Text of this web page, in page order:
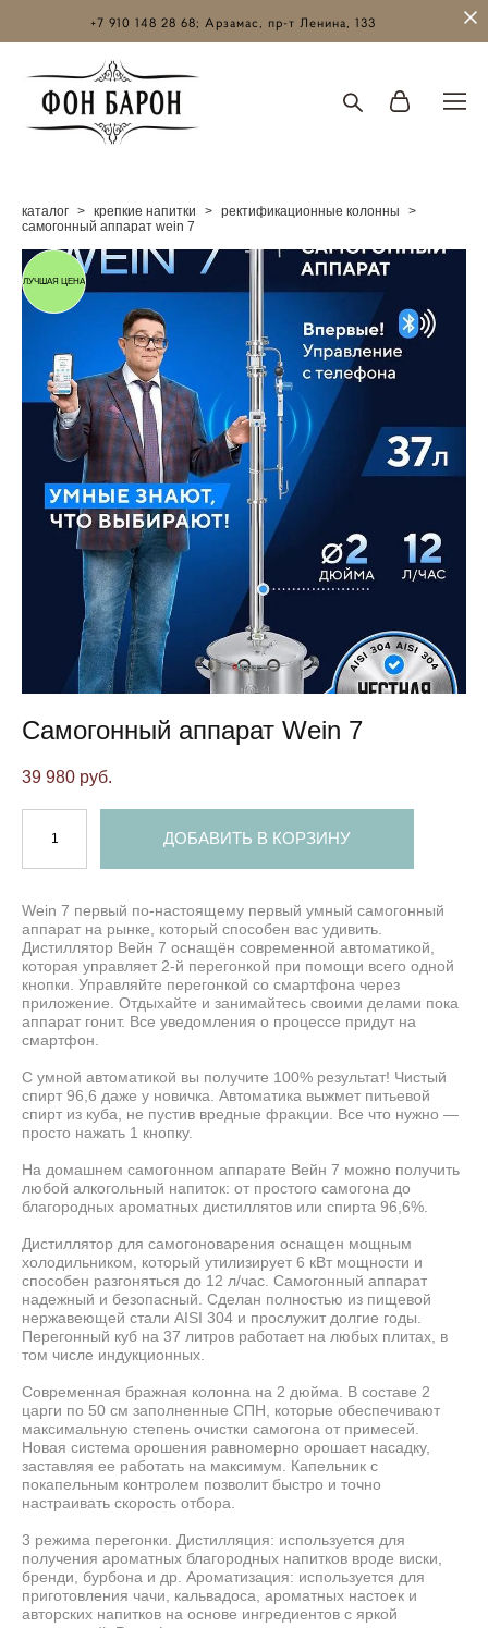
+7 910 148 28 68; Арзамас, пр-т Ленина, 133
каталог > крепкие напитки > ректификационные колонны
>
самогонный аппарат wein 7
ЛУЧШАЯ ЦЕНА
Самогонный аппарат Wein 7
39 980 pуб.
ДОБАВИТЬ В КОРЗИНУ
Wein 7 первый по-настоящему первый умный самогонный
аппарат на рынке, который способен вас удивить.
Дистиллятор Вейн 7 оснащён современной автоматикой,
которая управляет 2-й перегонкой при помощи всего одной
кнопки. Управляйте перегонкой со смартфона через
приложение. Отдыхайте и занимайтесь своими делами пока
аппарат гонит. Все уведомления о процессе придут на
смартфон.
С умной автоматикой вы получите 100% результат! Чистый
спирт 96,6 даже у новичка. Автоматика выжмет питьевой
спирт из куба, не пустив вредные фракции. Все что нужно —
просто нажать 1 кнопку.
На домашнем самогонном аппарате Вейн 7 можно получить
любой алкогольный напиток: от простого самогона до
благородных ароматных дистиллятов или спирта 96,6%.
Дистиллятор для самогоноварения оснащен мощным
холодильником, который утилизирует 6 кВт мощности и
способен разгоняться до 12 л/час. Самогонный аппарат
надежный и безопасный. Сделан полностью из пищевой
нержавеющей стали AISI 304 и прослужит долгие годы.
Перегонный куб на 37 литров работает на любых плитах, в
том числе индукционных.
Современная бражная колонна на 2 дюйма. В составе 2
царги по 50 см заполненные СПН, которые обеспечивают
максимальную степень очистки самогона от примесей.
Новая система орошения равномерно орошает насадку,
заставляя ее работать на максимум. Капельник с
покапельным контролем позволит быстро и точно
настраивать скорость отбора.
3 режима перегонки. Дистилляция: используется для
получения ароматных благородных напитков вроде виски,
бренди, бурбона и др. Ароматизация: используется для
приготовления чачи, кальвадоса, ароматных настоек и
авторских напитков на основе ингредиентов с яркой